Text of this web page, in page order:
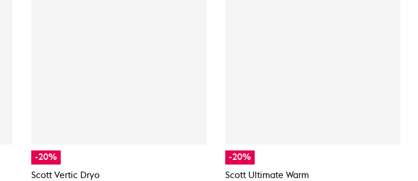
-20%
Scott Vertic Dryo
-20%
Scott Ultimate Warm